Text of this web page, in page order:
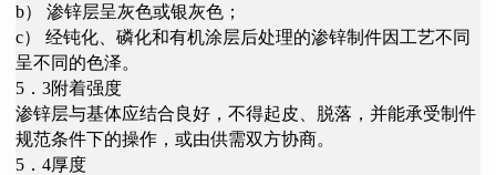
b） 渗锌层呈灰色或银灰色；
c） 经钝化、磷化和有机涂层后处理的渗锌制件因工艺不同
呈不同的色泽。
5．3附着强度
渗锌层与基体应结合良好，不得起皮、脱落，并能承受制件
规范条件下的操作，或由供需双方协商。
5．4厚度